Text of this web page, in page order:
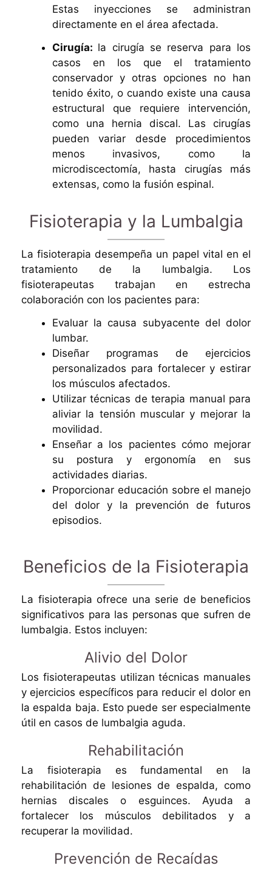
Estas inyecciones se administran
directamente en el área afectada.
Cirugía: la cirugía se reserva para los
casos en los que el tratamiento
conservador y otras opciones no han
tenido éxito, o cuando existe una causa
estructural que requiere intervención,
como una hernia discal. Las cirugías
pueden variar desde procedimientos
menos invasivos, como la
microdiscectomía, hasta cirugías más
extensas, como la fusión espinal.
Fisioterapia y la Lumbalgia
La fisioterapia desempeña un papel vital en el
tratamiento de la lumbalgia. Los
fisioterapeutas trabajan en estrecha
colaboración con los pacientes para:
Evaluar la causa subyacente del dolor
lumbar.
Diseñar programas de ejercicios
personalizados para fortalecer y estirar
los músculos afectados.
Utilizar técnicas de terapia manual para
aliviar la tensión muscular y mejorar la
movilidad.
Enseñar a los pacientes cómo mejorar
su postura y ergonomía en sus
actividades diarias.
Proporcionar educación sobre el manejo
del dolor y la prevención de futuros
episodios.
Beneficios de la Fisioterapia
La fisioterapia ofrece una serie de beneficios
significativos para las personas que sufren de
lumbalgia. Estos incluyen:
Alivio del Dolor
Los fisioterapeutas utilizan técnicas manuales
y ejercicios específicos para reducir el dolor en
la espalda baja. Esto puede ser especialmente
útil en casos de lumbalgia aguda.
Rehabilitación
La fisioterapia es fundamental en la
rehabilitación de lesiones de espalda, como
hernias discales o esguinces. Ayuda a
fortalecer los músculos debilitados y a
recuperar la movilidad.
Prevención de Recaídas